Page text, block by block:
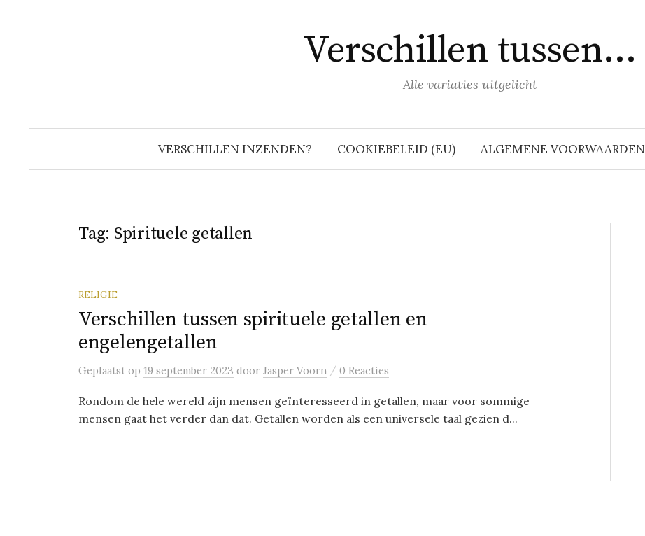
Verschillen tussen…
Alle variaties uitgelicht
VERSCHILLEN INZENDEN? COOKIEBELEID (EU) ALGEMENE VOORWAARDEN
Tag: Spirituele getallen
RELIGIE
Verschillen tussen spirituele getallen en
engelengetallen
Geplaatst op 19 september 2023 door Jasper Voorn / 0 Reacties
Rondom de hele wereld zijn mensen geïnteresseerd in getallen, maar voor sommige
mensen gaat het verder dan dat. Getallen worden als een universele taal gezien d...